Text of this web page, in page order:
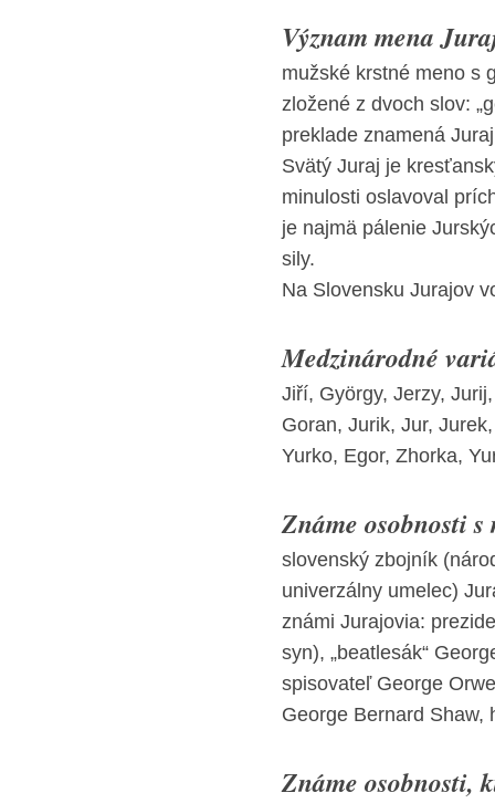
Význam mena
mužské krstné meno s
zložené z dvoch slov:
preklade znamená Juraj
Svätý Juraj je
minulosti oslavoval
je najmä pálenie
sily.
Na Slovensku Jurajov
Medzinárodné
Jiří, György, Jerzy,
Goran, Jurik, Jur,
Yurko, Egor, Zhorka,
Známe osobnosti
slovenský zbojník
univerzálny umelec)
známi Jurajovia:
syn), „beatlesák“
spisovateľ George
George Bernard Shaw,
Známe osobnosti,